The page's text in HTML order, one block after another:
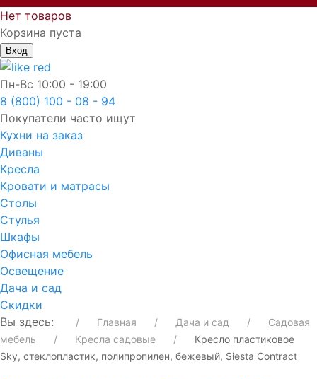
Нет товаров
Корзина пуста
Вход
Пн-Вс 10:00 - 19:00
8 (800) 100 - 08 - 94
Покупатели часто ищут
Кухни на заказ
Диваны
Кресла
Кровати и матрасы
Столы
Стулья
Шкафы
Офисная мебель
Освещение
Дача и сад
Скидки
Вы здесь:
Главная Дача и сад
Садовая
мебель
Кресла садовые
Кресло пластиковое
Sky, стеклопластик, полипропилен, бежевый, Siesta Contract